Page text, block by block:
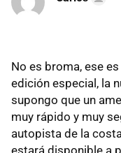
No es broma, ese
edición especial, la
supongo que un
muy rápido y muy
autopista de la
estará disponible a